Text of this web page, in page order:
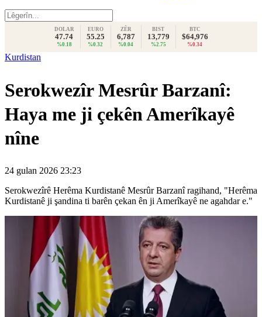
DOLAR
47.74
%0.18
EURO
55.25
%0.32
ZÊR
6,787
%0.04
BIST
13,779
%2.75
BTC
$64,976
%0.34
Kurdistan
Serokwezîr Mesrûr Barzanî:
Haya me ji çekên Amerîkayê
nîne
24 gulan 2026 23:23
Serokwezîrê Herêma Kurdistanê Mesrûr Barzanî ragihand, "Herêma
Kurdistanê ji şandina ti barên çekan ên ji Amerîkayê ne agahdar e."